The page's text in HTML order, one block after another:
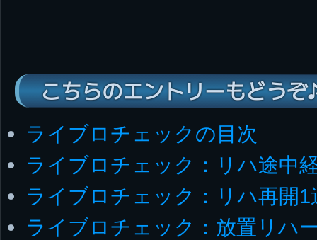
こちらのエントリーもどうぞ
ライブロチェックの目次
ライブロチェック：リハ途中
ライブロチェック：リハ再開1
ライブロチェック：放置リハ